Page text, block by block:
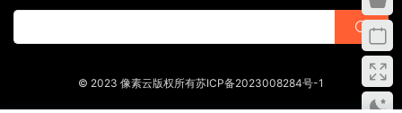
© 2023 像素云版权所有苏ICP备2023008284号-1